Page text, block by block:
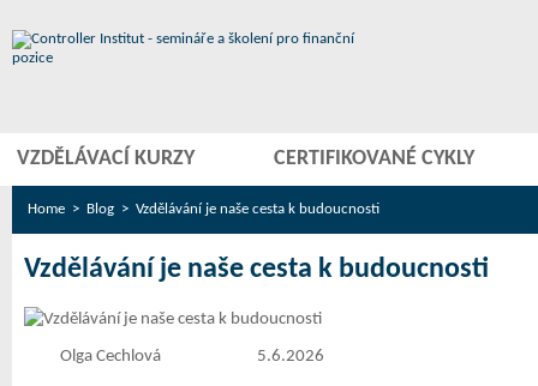
VZDĚLÁVACÍ KURZY CERTIFIKOVANÉ CYKLY
Home > Blog > Vzdělávání je naše cesta k budoucnosti
Vzdělávání je naše cesta k budoucnosti
Olga Cechlová 5.6.2026